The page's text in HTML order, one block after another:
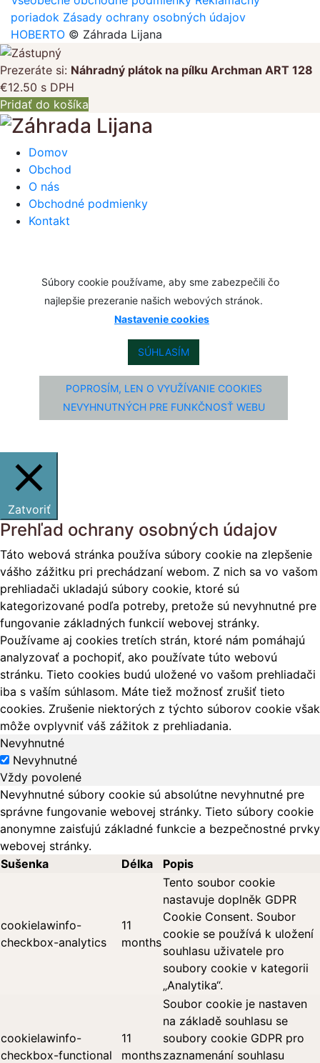
poriadok Zásady ochrany osobných údajov
HOBERTO © Záhrada Lijana
Prezeráte si: Náhradný plátok na pílku Archman ART 128
€12.50 s DPH
Pridať do košíka
Domov
Obchod
O nás
Obchodné podmienky
Kontakt
Súbory cookie používame, aby sme zabezpečili čo
najlepšie prezeranie našich webových stránok.
Nastavenie cookies
SÚHLASÍM
POPROSÍM, LEN O VYUŽÍVANIE COOKIES
NEVYHNUTNÝCH PRE FUNKČNOSŤ WEBU
Zatvoriť
Prehľad ochrany osobných údajov
Táto webová stránka používa súbory cookie na zlepšenie
vášho zážitku pri prechádzaní webom. Z nich sa vo vašom
prehliadači ukladajú súbory cookie, ktoré sú
kategorizované podľa potreby, pretože sú nevyhnutné pre
fungovanie základných funkcií webovej stránky.
Používame aj cookies tretích strán, ktoré nám pomáhajú
analyzovať a pochopiť, ako používate túto webovú
stránku. Tieto cookies budú uložené vo vašom prehliadači
iba s vaším súhlasom. Máte tiež možnosť zrušiť tieto
cookies. Zrušenie niektorých z týchto súborov cookie však
môže ovplyvniť váš zážitok z prehliadania.
Nevyhnutné
Nevyhnutné
Vždy povolené
Nevyhnutné súbory cookie sú absolútne nevyhnutné pre
správne fungovanie webovej stránky. Tieto súbory cookie
anonymne zaisťujú základné funkcie a bezpečnostné prvky
webovej stránky.
Sušenka
Délka Popis
cookielawinfo-
checkbox-analytics
11
months
Tento soubor cookie
nastavuje doplněk GDPR
Cookie Consent. Soubor
cookie se používá k uložení
souhlasu uživatele pro
soubory cookie v kategorii
„Analytika“.
cookielawinfo-
checkbox-functional
11
months
Soubor cookie je nastaven
na základě souhlasu se
soubory cookie GDPR pro
zaznamenání souhlasu